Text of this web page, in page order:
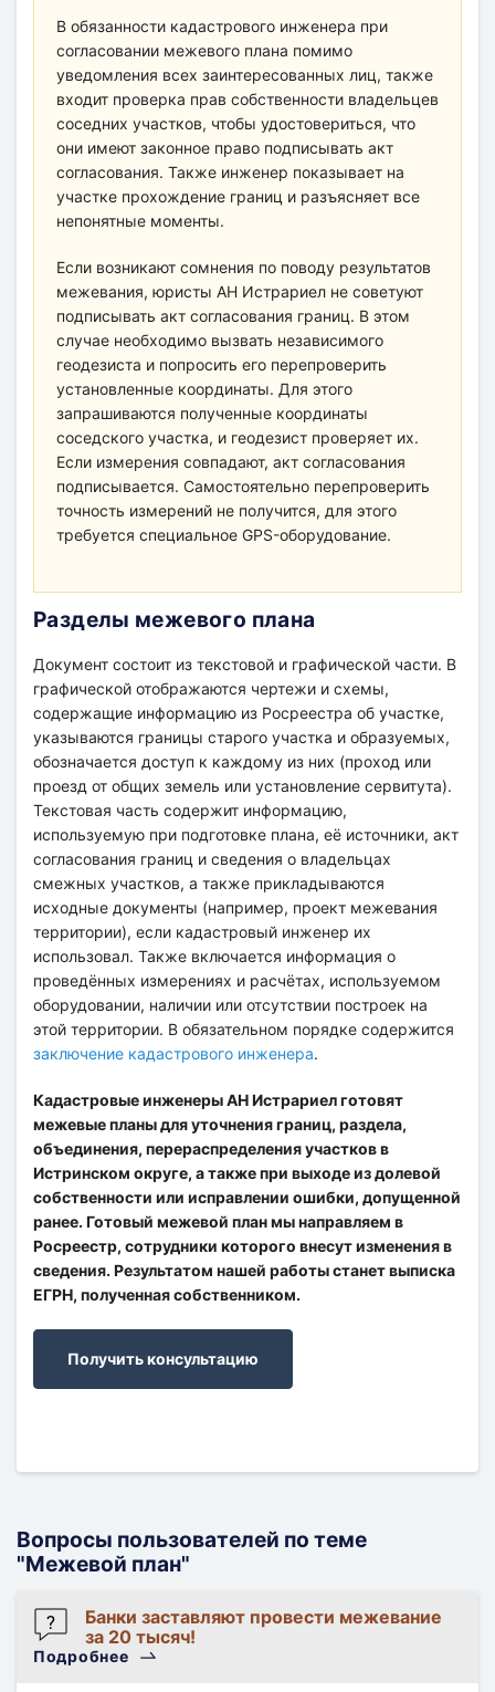
В обязанности кадастрового инженера при
согласовании межевого плана помимо
уведомления всех заинтересованных лиц, также
входит проверка прав собственности владельцев
соседних участков, чтобы удостовериться, что
они имеют законное право подписывать акт
согласования. Также инженер показывает на
участке прохождение границ и разъясняет все
непонятные моменты.
Если возникают сомнения по поводу результатов
межевания, юристы АН Истрариел не советуют
подписывать акт согласования границ. В этом
случае необходимо вызвать независимого
геодезиста и попросить его перепроверить
установленные координаты. Для этого
запрашиваются полученные координаты
соседского участка, и геодезист проверяет их.
Если измерения совпадают, акт согласования
подписывается. Самостоятельно перепроверить
точность измерений не получится, для этого
требуется специальное GPS-оборудование.
Разделы межевого плана
Документ состоит из текстовой и графической части. В
графической отображаются чертежи и схемы,
содержащие информацию из Росреестра об участке,
указываются границы старого участка и образуемых,
обозначается доступ к каждому из них (проход или
проезд от общих земель или установление сервитута).
Текстовая часть содержит информацию,
используемую при подготовке плана, её источники, акт
согласования границ и сведения о владельцах
смежных участков, а также прикладываются
исходные документы (например, проект межевания
территории), если кадастровый инженер их
использовал. Также включается информация о
проведённых измерениях и расчётах, используемом
оборудовании, наличии или отсутствии построек на
этой территории. В обязательном порядке содержится
заключение кадастрового инженера.
Кадастровые инженеры АН Истрариел готовят
межевые планы для уточнения границ, раздела,
объединения, перераспределения участков в
Истринском округе, а также при выходе из долевой
собственности или исправлении ошибки, допущенной
ранее. Готовый межевой план мы направляем в
Росреестр, сотрудники которого внесут изменения в
сведения. Результатом нашей работы станет выписка
ЕГРН, полученная собственником.
Получить консультацию
Вопросы пользователей по теме
"Межевой план"
Банки заставляют провести межевание
за 20 тысяч!
Топалова
Подробнее